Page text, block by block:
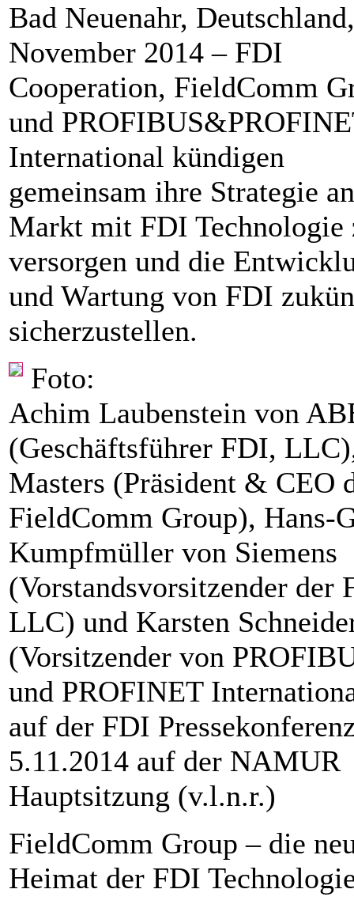
Bad Neuenahr,
November 2014 – FDI
Cooperation, FieldComm
und
International kündigen
gemeinsam ihre Strategie
Markt mit FDI Technologie
versorgen und die
und Wartung von FDI
sicherzustellen.
Foto:
Achim Laubenstein von
(Geschäftsführer FDI,
Masters (Präsident & CEO
FieldComm Group), Hans-
Kumpfmüller von Siemens
(Vorstandsvorsitzender der
LLC) und Karsten
(Vorsitzender von
und PROFINET
auf der FDI
5.11.2014 auf der NAMUR
Hauptsitzung (v.l.n.r.)
FieldComm Group – die
Heimat der FDI